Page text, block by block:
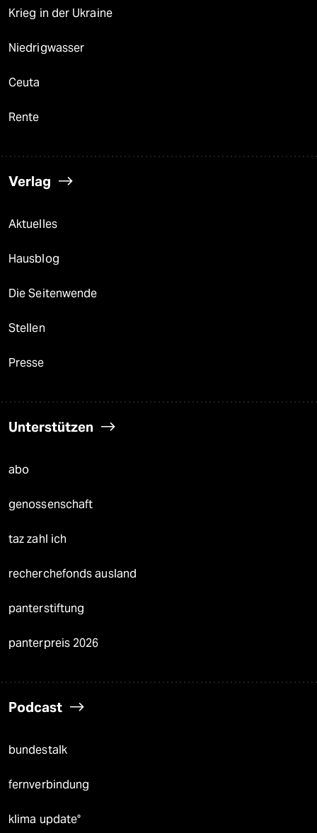
Krieg in der Ukraine
Niedrigwasser
Ceuta
Rente
Verlag
Aktuelles
Hausblog
Die Seitenwende
Stellen
Presse
Unterstützen
abo
genossenschaft
taz zahl ich
recherchefonds ausland
panterstiftung
panterpreis 2026
Podcast
bundestalk
fernverbindung
klima update°